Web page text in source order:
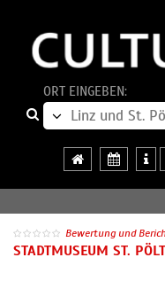
ORT EINGEBEN:
Bewertung und
STADTMUSEUM ST.